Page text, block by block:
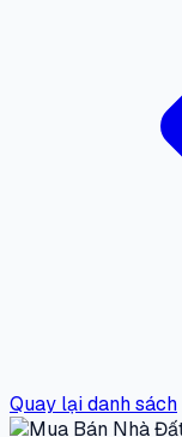
Quay lại danh sách